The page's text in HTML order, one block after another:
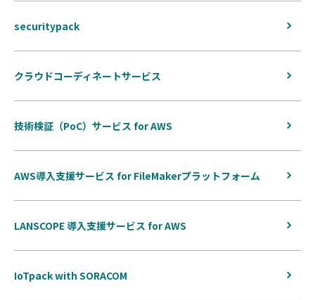
securitypack
クラウドコーディネートサービス
技術検証（PoC）サービス for AWS
AWS導入支援サービス for FileMakerプラットフォーム
LANSCOPE 導入支援サービス for AWS
IoTpack with SORACOM